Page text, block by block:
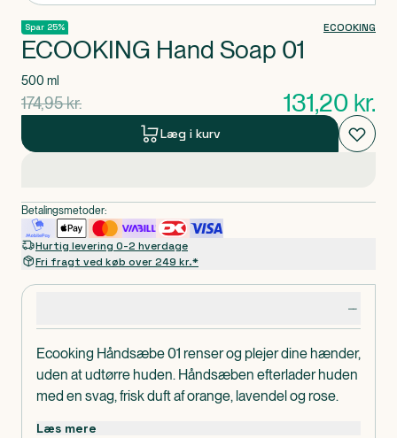
Ecooking Håndsæbe 01 renser og plejer dine hænder,
uden at udtørre huden. Håndsæben efterlader huden
med en svag, frisk duft af orange, lavendel og rose.
Læs mere
Spar 25% ECOOKING
ECOOKING Hand Soap 01
500 ml
131,20 kr.
gammel pris
174,95kr.
Læg i kurv
Betalingsmetoder:
Hurtig levering 0-2 hverdage
Fri fragt ved køb over 249 kr.*